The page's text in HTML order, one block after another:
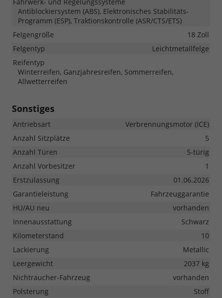
Antiblockiersystem (ABS), Elektronisches Stabilitäts-
Programm (ESP), Traktionskontrolle (ASR/CTS/ETS)
Felgengröße
18 Zoll
Felgentyp
Leichtmetallfelge
Reifentyp
Winterreifen, Ganzjahresreifen, Sommerreifen,
Allwetterreifen
Sonstiges
Antriebsart
Verbrennungsmotor (ICE)
Anzahl Sitzplätze
5
Anzahl Türen
5-türig
Anzahl Vorbesitzer
1
Erstzulassung
01.06.2026
Garantieleistung
Fahrzeuggarantie
HU/AU neu
vorhanden
Innenausstattung
Schwarz
Kilometerstand
10
Lackierung
Metallic
Leergewicht
2037 kg
Nichtraucher-Fahrzeug
vorhanden
Polsterung
Stoff